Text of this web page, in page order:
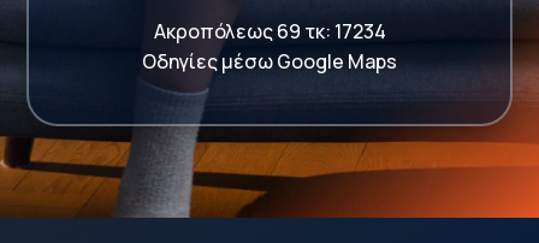
Ακροπόλεως 69 τκ: 17234
Οδηγίες μέσω Google Maps